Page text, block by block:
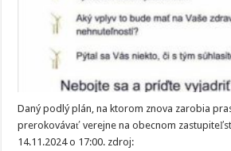
Daný podlý plán, na ktorom znova zarobia
prerokovávať verejne na obecnom
14.11.2024 o 17:00. zdroj: